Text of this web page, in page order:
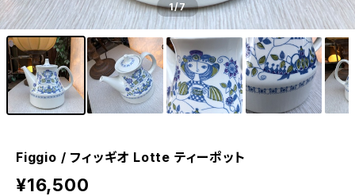
1/7
Figgio / フィッギオ Lotte ティーポット
¥16,500